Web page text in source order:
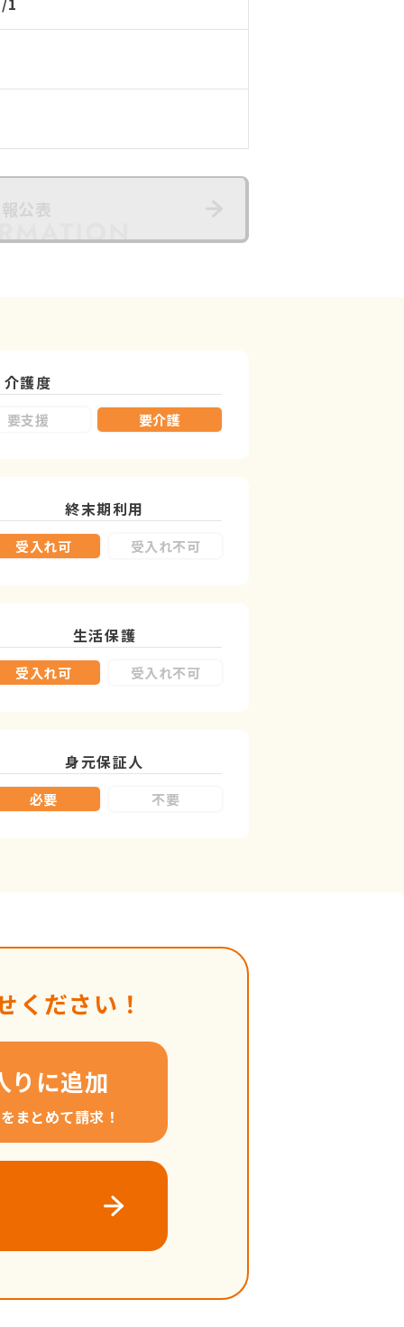
介護度
要支援 要介護
終末期利用
受入れ可 受入れ不可
生活保護
受入れ可 受入れ不可
身元保証人
必要 不要
ください！
りに追加
まとめて請求！